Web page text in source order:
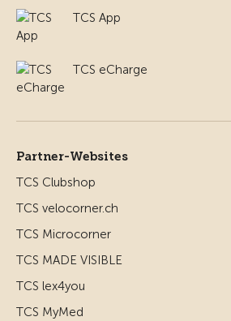
TCS App
TCS eCharge
Partner-Websites
TCS Clubshop
TCS velocorner.ch
TCS Microcorner
TCS MADE VISIBLE
TCS lex4you
TCS MyMed